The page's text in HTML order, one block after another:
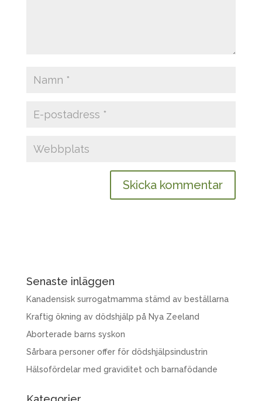
Senaste inläggen
Kanadensisk surrogatmamma stämd av beställarna
Kraftig ökning av dödshjälp på Nya Zeeland
Aborterade barns syskon
Sårbara personer offer för dödshjälpsindustrin
Hälsofördelar med graviditet och barnafödande